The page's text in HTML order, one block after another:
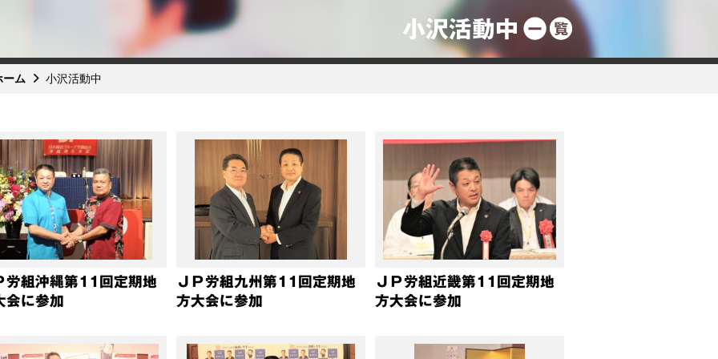
小沢活動中
ーム 小沢活動中
労組沖縄第11回定期地
会に参加
ＪＰ労組九州第11回定期地
方大会に参加
ＪＰ労組近畿第11回定期地
方大会に参加